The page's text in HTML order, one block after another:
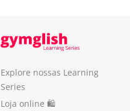
Explore nossas Learning
Series
Loja online 🛍